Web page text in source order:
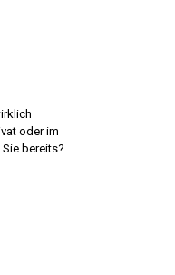
oder im
bereits?